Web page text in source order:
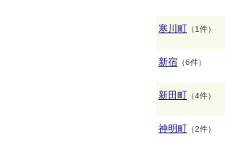
寒川町 （1件）
新宿 （6件）
新田町 （4件）
神明町 （2件）